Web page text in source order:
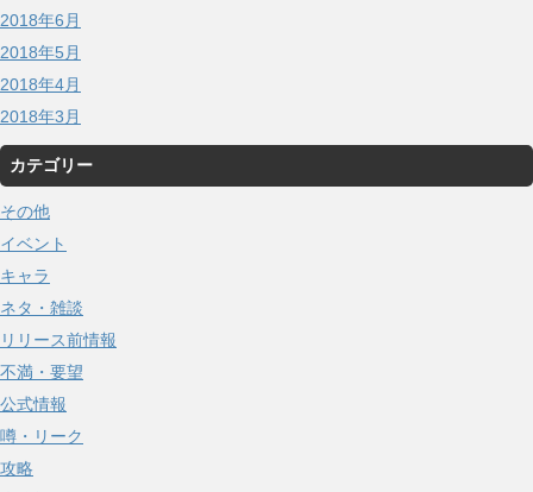
2018年6月
2018年5月
2018年4月
2018年3月
カテゴリー
その他
イベント
キャラ
ネタ・雑談
リリース前情報
不満・要望
公式情報
噂・リーク
攻略